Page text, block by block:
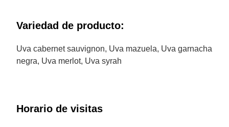
Variedad de producto:
Uva cabernet sauvignon, Uva mazuela, Uva garnacha
negra, Uva merlot, Uva syrah
Horario de visitas